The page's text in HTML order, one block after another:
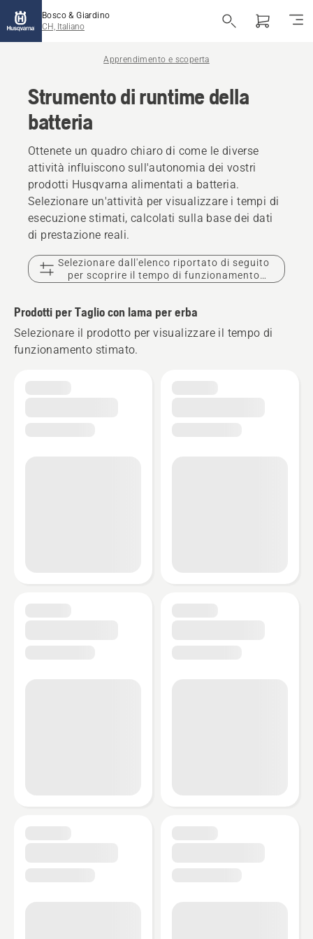
Bosco & Giardino
CH, Italiano
Apprendimento e scoperta
Strumento di runtime della
batteria
Ottenete un quadro chiaro di come le diverse
attività influiscono sull'autonomia dei vostri
prodotti Husqvarna alimentati a batteria.
Selezionare un'attività per visualizzare i tempi di
esecuzione stimati, calcolati sulla base dei dati
di prestazione reali.
Selezionare dall'elenco riportato di seguito
per scoprire il tempo di funzionamento
Prodotti per Taglio con lama per erba
Selezionare il prodotto per visualizzare il tempo di
funzionamento stimato.